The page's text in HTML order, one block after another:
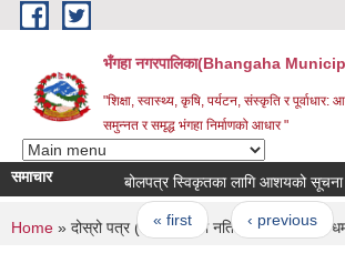
Skip to main content
भँगहा नगरपालिका(Bhangaha
"शिक्षा, स्वास्थ्य, कृषि, पर्यटन, संस्कृति र पूर्वाधार:
समुन्नत र समृद्ध भंगहा निर्माणको आधार "
समाचार बोलपत्र स्विकृतका लागि आशयको सूचना ।
Pages
« first ‹ previous
You are here
Home » दोस्रो पत्र (विषयगत) को नतिजा प्रकाशन